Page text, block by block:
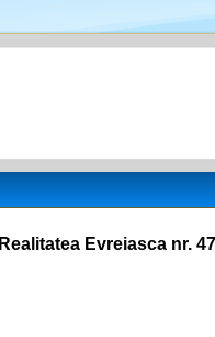
Realitatea Evreiasca nr.